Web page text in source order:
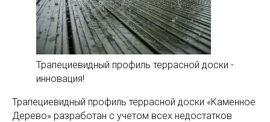
Трапециевидный профиль террасной доски -
инновация!
Трапециевидный профиль террасной доски «Каменное
Дерево» разработан с учетом всех недостатков